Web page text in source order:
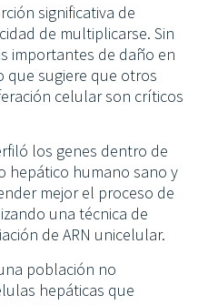
significativa de
de multiplicarse. Sin
importantes de daño en
que sugiere que otros
celular son críticos
los genes dentro de
hepático humano sano y
mejor el proceso de
una técnica de
de ARN unicelular.
población no
hepáticas que